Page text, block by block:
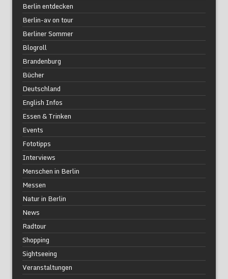
Berlin entdecken
Berlin-av on tour
Berliner Sommer
Blogroll
Brandenburg
Bücher
Deutschland
English Infos
Essen & Trinken
Events
Fototipps
Interviews
Menschen in Berlin
Messen
Natur in Berlin
News
Radtour
Shopping
Sightseeing
Veranstaltungen